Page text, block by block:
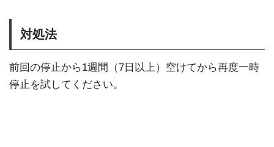
対処法
前回の停止から1週間（7日以上）空けてから再度一時
停止を試してください。